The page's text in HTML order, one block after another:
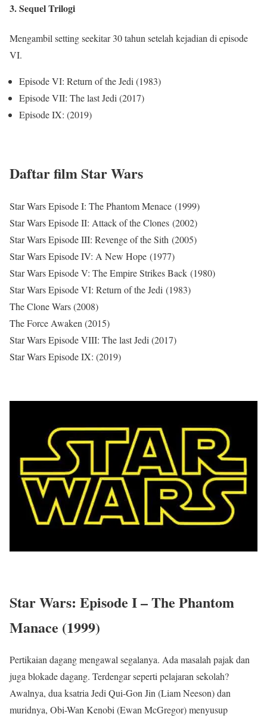
3. Sequel Trilogi
Mengambil setting seekitar 30 tahun setelah kejadian di episode
VI.
Episode VI: Return of the Jedi (1983)
Episode VII: The last Jedi (2017)
Episode IX: (2019)
Daftar film Star Wars
Star Wars Episode I: The Phantom Menace (1999)
Star Wars Episode II: Attack of the Clones (2002)
Star Wars Episode III: Revenge of the Sith (2005)
Star Wars Episode IV: A New Hope (1977)
Star Wars Episode V: The Empire Strikes Back (1980)
Star Wars Episode VI: Return of the Jedi (1983)
The Clone Wars (2008)
The Force Awaken (2015)
Star Wars Episode VIII: The last Jedi (2017)
Star Wars Episode IX: (2019)
Star Wars: Episode I – The Phantom
Manace (1999)
Pertikaian dagang mengawal segalanya. Ada masalah pajak dan
juga blokade dagang. Terdengar seperti pelajaran sekolah?
Awalnya, dua ksatria Jedi Qui-Gon Jin (Liam Neeson) dan
muridnya, Obi-Wan Kenobi (Ewan McGregor) menyusup